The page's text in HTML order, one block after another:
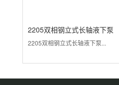
2205双相钢立式长轴液下泵
2205双相钢立式长轴液下泵...